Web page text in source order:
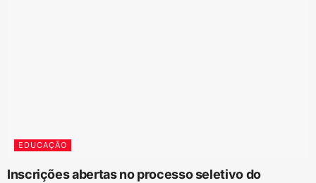
EDUCAÇÃO
Inscrições abertas no processo seletivo do